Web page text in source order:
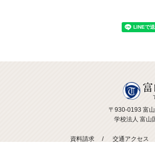
〒930-0193 富
学校法人 富山
資料請求 交通アクセス